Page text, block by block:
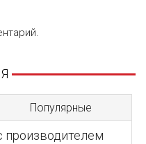
Популярные
производителем